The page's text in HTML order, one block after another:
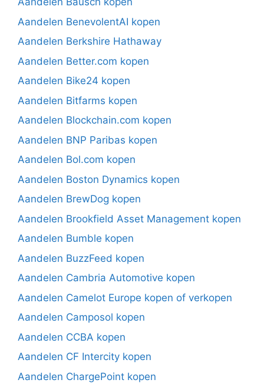
Aandelen BenevolentAI kopen
Aandelen Berkshire Hathaway
Aandelen Better.com kopen
Aandelen Bike24 kopen
Aandelen Bitfarms kopen
Aandelen Blockchain.com kopen
Aandelen BNP Paribas kopen
Aandelen Bol.com kopen
Aandelen Boston Dynamics kopen
Aandelen BrewDog kopen
Aandelen Brookfield Asset Management kopen
Aandelen Bumble kopen
Aandelen BuzzFeed kopen
Aandelen Cambria Automotive kopen
Aandelen Camelot Europe kopen of verkopen
Aandelen Camposol kopen
Aandelen CCBA kopen
Aandelen CF Intercity kopen
Aandelen ChargePoint kopen